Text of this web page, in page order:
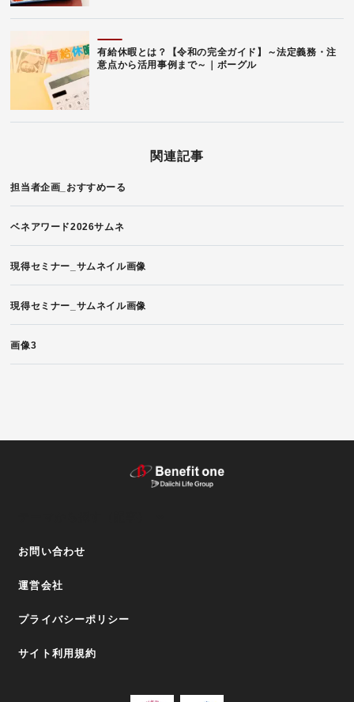
有給休暇とは？【令和の完全ガイド】～法定義務・注
意点から活用事例まで～｜ボーグル
関連記事
担当者企画_おすすめーる
ベネアワード2026サムネ
現得セミナー_サムネイル画像
現得セミナー_サムネイル画像
画像3
お問い合わせ
運営会社
プライバシーポリシー
サイト利用規約